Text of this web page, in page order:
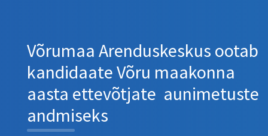
Võrumaa Arenduskeskus ootab
kandidaate Võru maakonna
aasta ettevõtjate aunimetuste
andmiseks